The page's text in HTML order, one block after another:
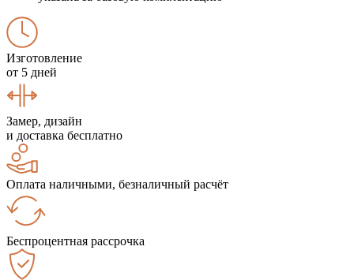
Изготовление
от 5 дней
Замер, дизайн
и доставка бесплатно
Оплата наличными, безналичный расчёт
Беспроцентная рассрочка